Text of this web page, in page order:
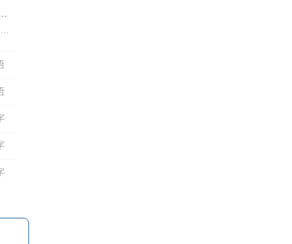
·戈尔巴托夫
奇克